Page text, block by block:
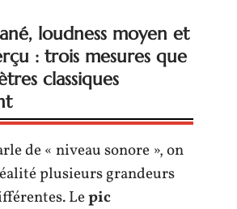
loudness moyen et
: trois mesures que
classiques
de « niveau sonore », on
plusieurs grandeurs
Lepic